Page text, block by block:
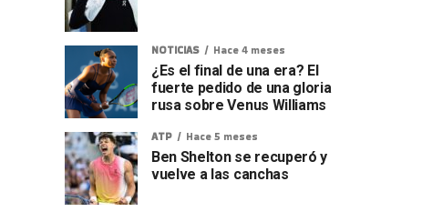
NOTICIAS Hace 4 meses
¿Es el final de una era? El
fuerte pedido de una gloria
rusa sobre Venus Williams
ATP Hace 5 meses
Ben Shelton se recuperó y
vuelve a las canchas